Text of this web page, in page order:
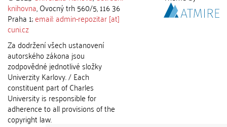
knihovna, Ovocný trh 560/5, 116 36
Praha 1;email: admin-repozitar [at]
cuni.cz
Za dodržení všech ustanovení
autorského zákona jsou
zodpovědné jednotlivé složky
Univerzity Karlovy. / Each
constituent part of Charles
University is responsible for
adherence to all provisions of the
copyright law.